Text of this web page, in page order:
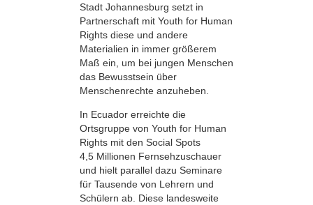
Stadt Johannesburg setzt in
Partnerschaft mit Youth for Human
Rights diese und andere
Materialien in immer größerem
Maß ein, um bei jungen Menschen
das Bewusstsein über
Menschenrechte anzuheben.
In Ecuador erreichte die
Ortsgruppe von Youth for Human
Rights mit den Social Spots
4,5 Millionen Fernsehzuschauer
und hielt parallel dazu Seminare
für Tausende von Lehrern und
Schülern ab. Diese landesweite